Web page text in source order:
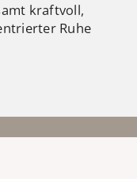
kraftvoll,
Ruhe